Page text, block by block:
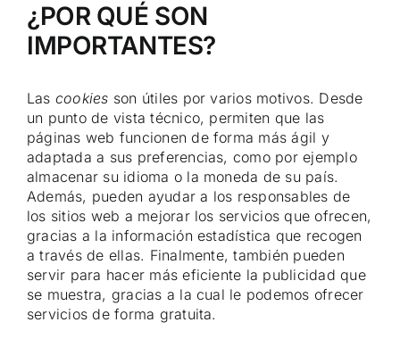
¿POR QUÉ SON
IMPORTANTES?
Las cookies son útiles por varios motivos. Desde
un punto de vista técnico, permiten que las
páginas web funcionen de forma más ágil y
adaptada a sus preferencias, como por ejemplo
almacenar su idioma o la moneda de su país.
Además, pueden ayudar a los responsables de
los sitios web a mejorar los servicios que ofrecen,
gracias a la información estadística que recogen
a través de ellas. Finalmente, también pueden
servir para hacer más eficiente la publicidad que
se muestra, gracias a la cual le podemos ofrecer
servicios de forma gratuita.